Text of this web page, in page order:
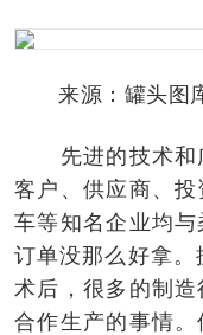
来源：罐头图
先进的技术和
客户、供应商、
车等知名企业均
订单没那么好拿
术后，很多的制
合作生产的事情